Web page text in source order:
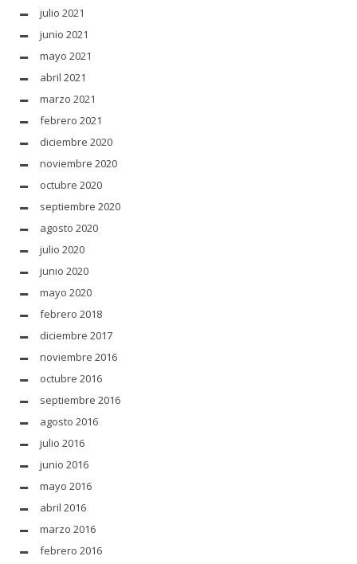
julio 2021
junio 2021
mayo 2021
abril 2021
marzo 2021
febrero 2021
diciembre 2020
noviembre 2020
octubre 2020
septiembre 2020
agosto 2020
julio 2020
junio 2020
mayo 2020
febrero 2018
diciembre 2017
noviembre 2016
octubre 2016
septiembre 2016
agosto 2016
julio 2016
junio 2016
mayo 2016
abril 2016
marzo 2016
febrero 2016